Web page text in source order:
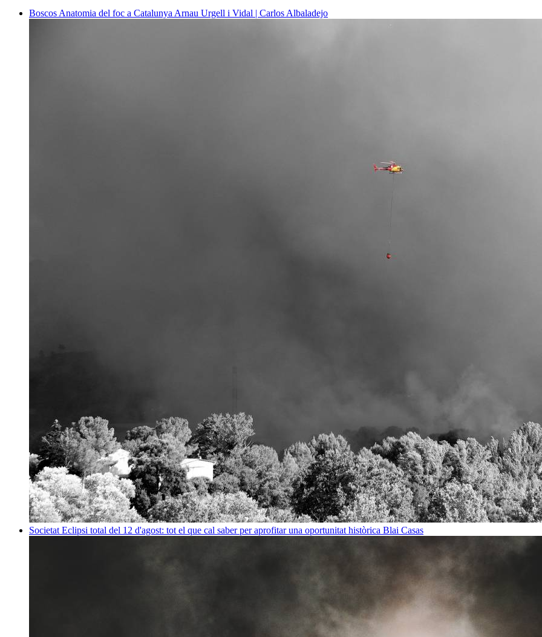
Boscos Anatomia del foc a Catalunya Arnau Urgell i Vidal | Carlos Albaladejo
Societat Eclipsi total del 12 d'agost: tot el que cal saber per aprofitar una oportunitat històrica Blai Casas